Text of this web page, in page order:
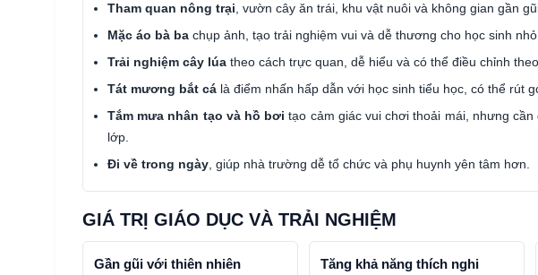
Tham quan nông trại, vườn cây ăn trái, khu vật nuôi và không gian gần
Mặc áo bà ba chụp ảnh, tạo trải nghiệm vui và dễ thương cho học sinh
Trải nghiệm cây lúa theo cách trực quan, dễ hiểu và có thể điều chỉnh
Tát mương bắt cá là điểm nhấn hấp dẫn với học sinh tiểu học, có thể rút
Tắm mưa nhân tạo và hồ bơi tạo cảm giác vui chơi thoải mái, nhưng
lớp.
Đi về trong ngày, giúp nhà trường dễ tổ chức và phụ huynh yên tâm hơn.
GIÁ TRỊ GIÁO DỤC VÀ TRẢI NGHIỆM
Gần gũi với thiên nhiên Tăng khả năng thích nghi